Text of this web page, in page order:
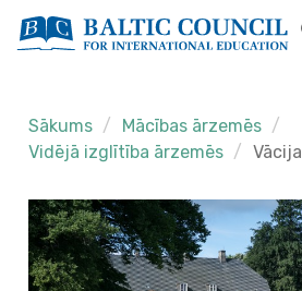
Sākums
Mācības ārzemēs
Vidējā izglītība ārzemēs
Vācija